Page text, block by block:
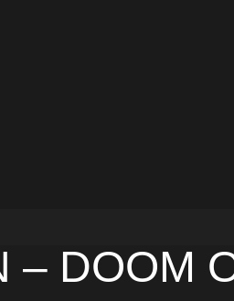
– DOOM